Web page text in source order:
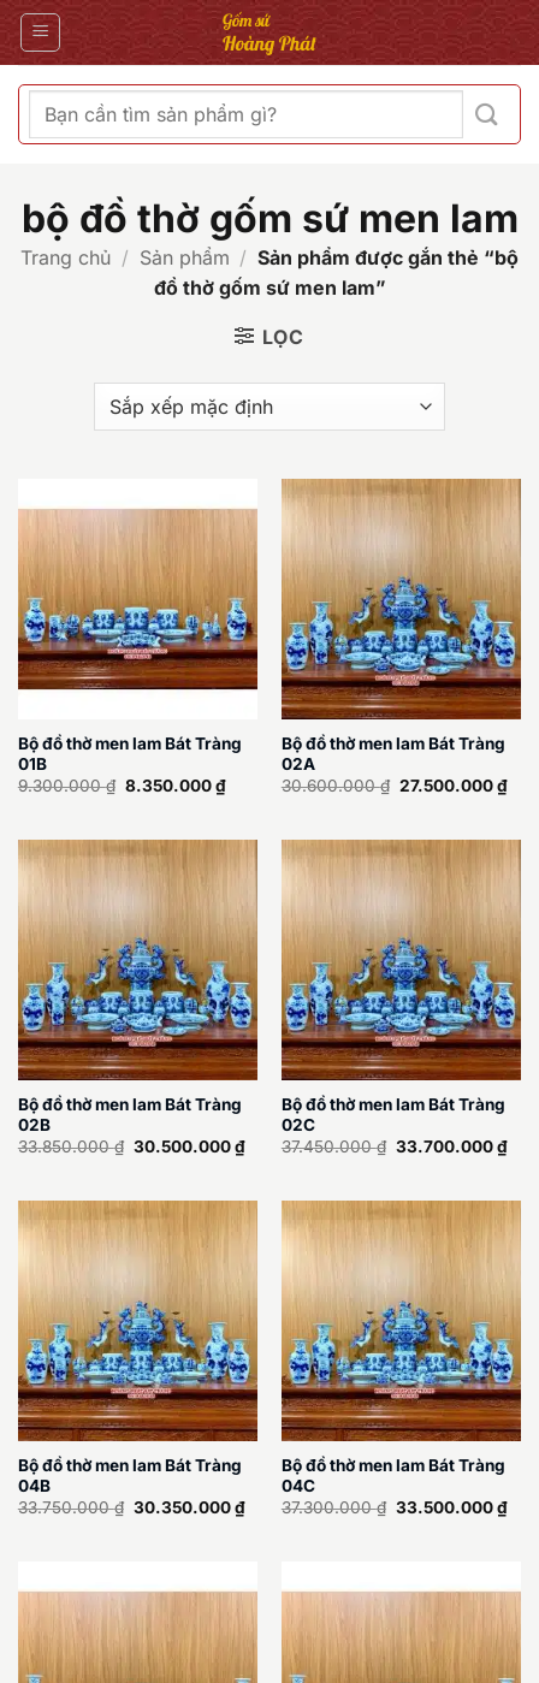
Bỏ
qua
Tìm
kiếm:
bộ đồ thờ gốm sứ men lam
Trang chủ / Sản phẩm / Sản phẩm được gắn thẻ “bộ
đồ thờ gốm sứ men lam”
LỌC
Bộ đồ thờ men lam Bát Tràng
01B
9.300.000₫ Giá
gốc
8.350.000₫Giá
hiện
8.350.000 ₫.
Bộ đồ thờ men lam Bát Tràng
02A
30.600.000₫ Giá
27.500.000₫Giá
hiện
Bộ đồ thờ men lam Bát Tràng
02B
33.850.000₫ Giá
gốc
30.500.000₫Giá
hiện
30.500.000 ₫.
Bộ đồ thờ men lam Bát Tràng
02C
37.450.000₫ Giá
gốc
33.700.000₫Giá
hiện
Bộ đồ thờ men lam Bát Tràng
04B
33.750.000₫ Giá
gốc
30.350.000₫Giá
hiện
Bộ đồ thờ men lam Bát Tràng
04C
37.300.000₫ Giá
gốc
33.500.000₫Giá
hiện